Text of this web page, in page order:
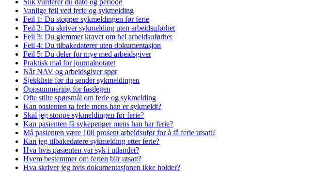
Vanlige feil ved ferie og sykmelding
Feil 1: Du stopper sykmeldingen før ferie
Feil 2: Du skriver sykmelding uten arbeidsuførhet
Feil 3: Du glemmer kravet om hel arbeidsuførhet
Feil 4: Du tilbakedaterer uten dokumentasjon
Feil 5: Du deler for mye med arbeidsgiver
Praktisk mal for journalnotatet
Når NAV og arbeidsgiver spør
Sjekkliste før du sender sykmeldingen
Oppsummering for fastlegen
Ofte stilte spørsmål om ferie og sykmelding
Kan pasienten ta ferie mens han er sykmeldt?
Skal jeg stoppe sykmeldingen før ferie?
Kan pasienten få sykepenger mens han har ferie?
Må pasienten være 100 prosent arbeidsufør for å få ferie utsatt?
Kan jeg tilbakedatere sykmelding etter ferie?
Hva hvis pasienten var syk i utlandet?
Hvem bestemmer om ferien blir utsatt?
Hva skriver jeg hvis dokumentasjonen ikke holder?